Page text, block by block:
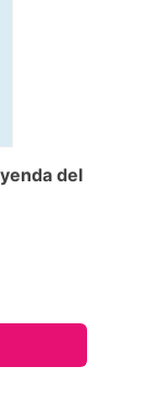
del